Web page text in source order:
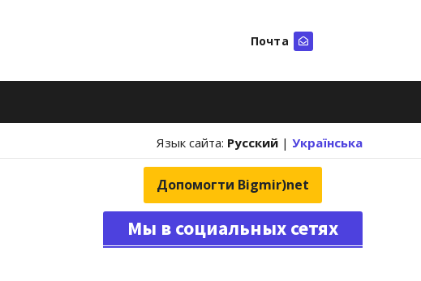
Почта
Язык сайта: Русский | Українська
Допомогти Bigmir)net
Мы в социальных сетях